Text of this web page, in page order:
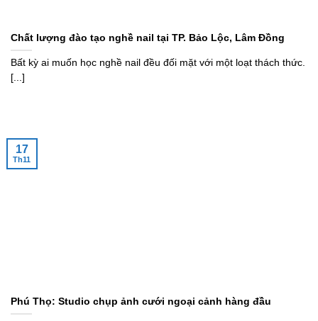
Chất lượng đào tạo nghề nail tại TP. Bảo Lộc, Lâm Đồng
Bất kỳ ai muốn học nghề nail đều đối mặt với một loạt thách thức.
[...]
Phú Thọ: Studio chụp ảnh cưới ngoại cảnh hàng đầu
17
Th11